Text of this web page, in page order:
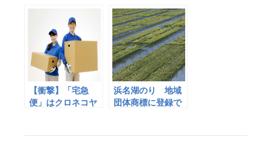
署、容疑で女逮捕
品を押収
【衝撃】「宅急
便」はクロネコヤ
ゃなく実は商品名
浜名湖のり 地域
団体商標に登録で